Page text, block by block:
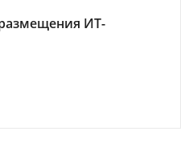
ИТ-